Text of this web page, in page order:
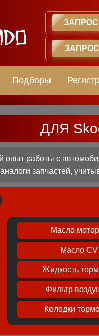
Подборы
ДЛЯ
работы с
запчастей,
Масло
Масло
Жидкость
Фильтр
Колодки